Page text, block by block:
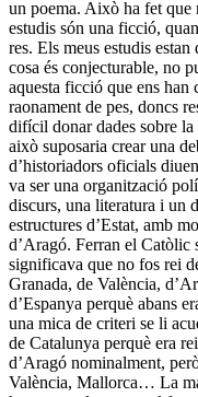
un poema. Això ha fet que
estudis són una ficció,
res. Els meus estudis
cosa és conjecturable, no
aquesta ficció que ens han
raonament de pes, doncs
difícil donar dades sobre
això suposaria crear una
d’historiadors oficials
va ser una organització
discurs, una literatura i un
estructures d’Estat, amb
d’Aragó. Ferran el Catòlic
significava que no fos rei
Granada, de València,
d’Espanya perquè abans
una mica de criteri se li
de Catalunya perquè era
d’Aragó nominalment,
València, Mallorca… La